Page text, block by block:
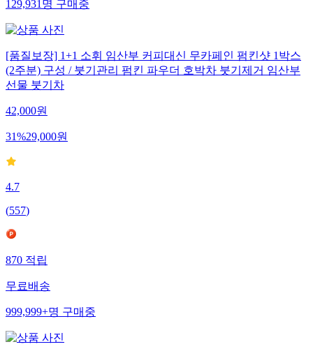
129,931명구매중
[품질보장] 1+1 소휘 임산부 커피대신 무카페인 펌킨샷 1박스
(2주분) 구성 / 붓기관리 펌킨 파우더 호박차 붓기제거 임산부
선물 붓기차
42,000원
31%29,000원
4.7
(557)
870적립
무료배송
999,999+명구매중